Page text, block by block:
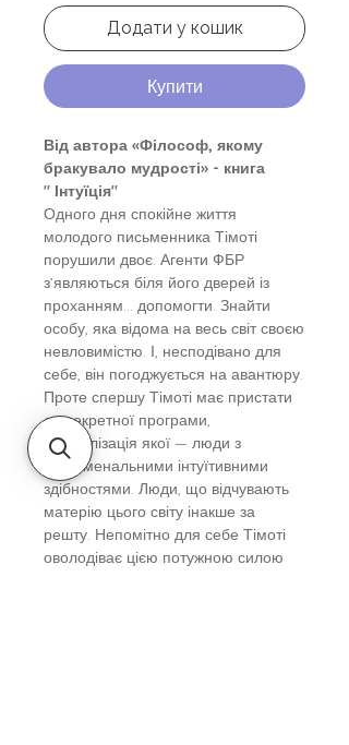
Додати у кошик
Купити
Від автора «Філософ, якому
бракувало мудрості» - книга
" Інтуїція"
Одного дня спокійне життя
молодого письменника Тімоті
порушили двоє. Агенти ФБР
з’являються біля його дверей із
проханням... допомогти. Знайти
особу, яка відома на весь світ своєю
невловимістю. І, несподівано для
себе, він погоджується на авантюру.
Проте спершу Тімоті має пристати
до секретної програми,
спеціалізація якої — люди з
феноменальними інтуїтивними
здібностями. Люди, що відчувають
матерію цього світу інакше за
решту. Непомітно для себе Тімоті
оволодіває цією потужною силою